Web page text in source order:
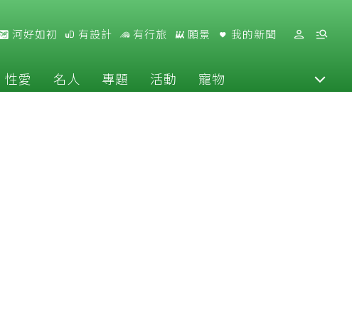
河好如初 有設計 有行旅 願景 我的新聞
性愛 名人 專題 活動 寵物